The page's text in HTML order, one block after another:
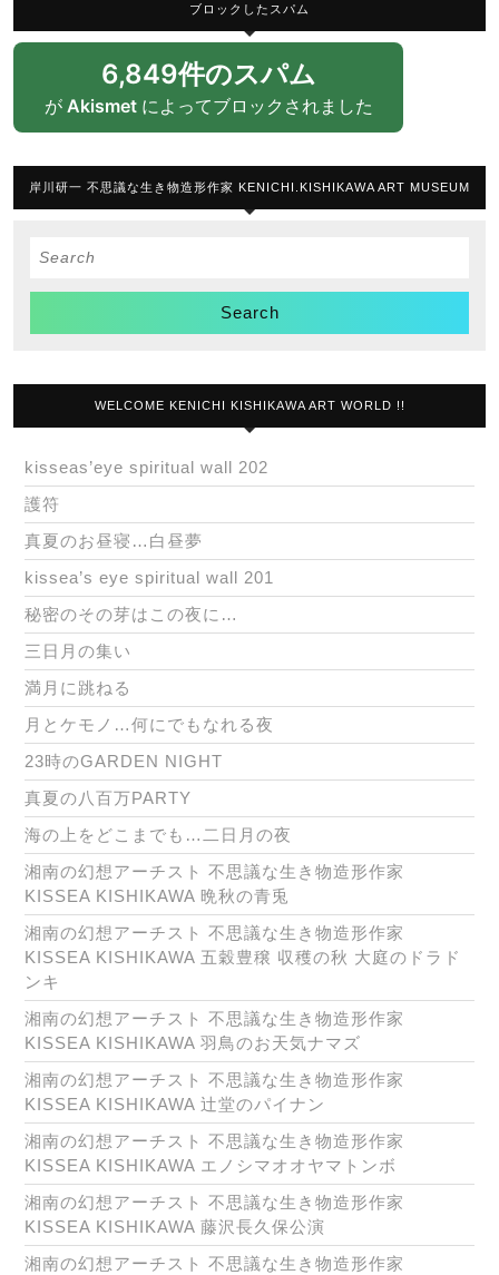
ブロックしたスパム
6,849件のスパム
が Akismetによってブロックされました
岸川研一 不思議な生き物造形作家 KENICHI.KISHIKAWA ART MUSEUM
Search
WELCOME KENICHI KISHIKAWA ART WORLD !!
kisseas’eye spiritual wall 202
護符
真夏のお昼寝…白昼夢
kissea’s eye spiritual wall 201
秘密のその芽はこの夜に…
三日月の集い
満月に跳ねる
月とケモノ…何にでもなれる夜
23時のGARDEN NIGHT
真夏の八百万PARTY
海の上をどこまでも…二日月の夜
湘南の幻想アーチスト 不思議な生き物造形作家
KISSEA KISHIKAWA 晩秋の青兎
湘南の幻想アーチスト 不思議な生き物造形作家
KISSEA KISHIKAWA 五穀豊穣 収穫の秋 大庭のドラド
ンキ
湘南の幻想アーチスト 不思議な生き物造形作家
KISSEA KISHIKAWA 羽鳥のお天気ナマズ
湘南の幻想アーチスト 不思議な生き物造形作家
KISSEA KISHIKAWA 辻堂のパイナン
湘南の幻想アーチスト 不思議な生き物造形作家
KISSEA KISHIKAWA エノシマオオヤマトンボ
湘南の幻想アーチスト 不思議な生き物造形作家
KISSEA KISHIKAWA 藤沢長久保公演
湘南の幻想アーチスト 不思議な生き物造形作家